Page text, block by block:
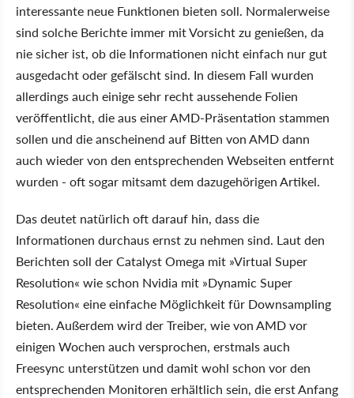
interessante neue Funktionen bieten soll. Normalerweise
sind solche Berichte immer mit Vorsicht zu genießen, da
nie sicher ist, ob die Informationen nicht einfach nur gut
ausgedacht oder gefälscht sind. In diesem Fall wurden
allerdings auch einige sehr recht aussehende Folien
veröffentlicht, die aus einer AMD-Präsentation stammen
sollen und die anscheinend auf Bitten von AMD dann
auch wieder von den entsprechenden Webseiten entfernt
wurden - oft sogar mitsamt dem dazugehörigen Artikel.
Das deutet natürlich oft darauf hin, dass die
Informationen durchaus ernst zu nehmen sind. Laut den
Berichten soll der Catalyst Omega mit »Virtual Super
Resolution« wie schon Nvidia mit »Dynamic Super
Resolution« eine einfache Möglichkeit für Downsampling
bieten. Außerdem wird der Treiber, wie von AMD vor
einigen Wochen auch versprochen, erstmals auch
Freesync unterstützen und damit wohl schon vor den
entsprechenden Monitoren erhältlich sein, die erst Anfang